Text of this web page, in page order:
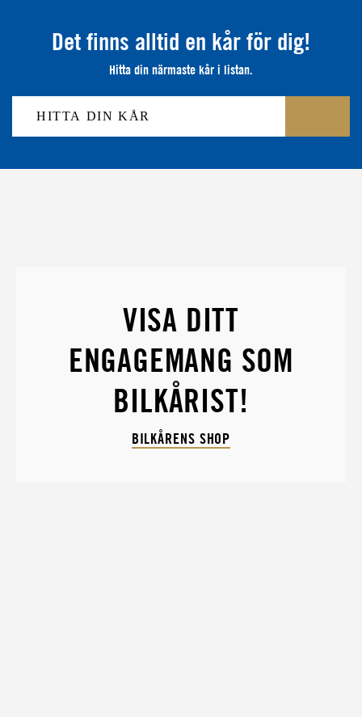
Det finns alltid en kår för dig!
Hitta din närmaste kår i listan.
VISA DITT
ENGAGEMANG SOM
BILKÅRIST!
BILKÅRENS SHOP